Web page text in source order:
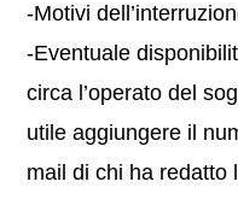
-Motivi
-Eventuale
circa l’operato del
utile aggiungere il
mail di chi ha redatto